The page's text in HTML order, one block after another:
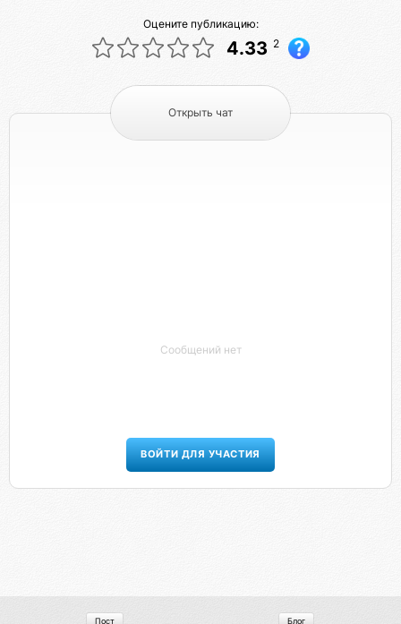
Оцените публикацию:
4.33 2
Открыть чат
Сообщений нет
ВОЙТИ ДЛЯ УЧАСТИЯ
Пост Блог